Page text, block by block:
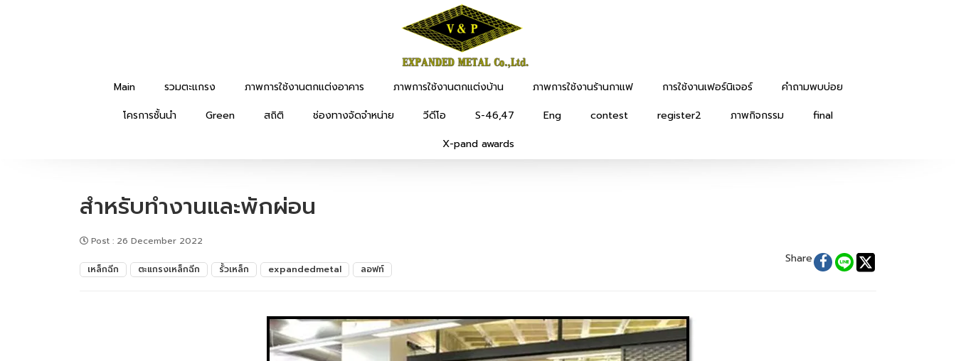
Main รวมตะแกรง ภาพการใช้งานตกแต่งอาคาร ภาพการใช้งานตกแต่งบ้าน ภาพการใช้งานร้านกาแฟ การใช้งานเฟอร์นิเจอร์
คำถามพบบ่อย
โครการชั้นนำ
Green สถิติ ช่องทางจัดจำหน่าย วีดีโอ S-46,47 Eng contest register2 ภาพกิจกรรม
final
X-pand awards
สำหรับทำงานและพักผ่อน
Post : 26 December 2022
เหล็กฉีก ตะแกรงเหล็กฉีก รั้วเหล็ก expandedmetal ลอฟท์
Share